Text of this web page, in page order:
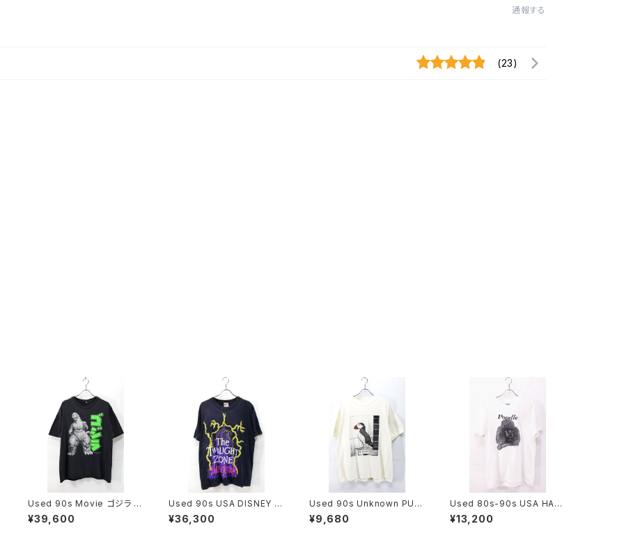
通報する
(23)
Used 90s Movie ゴジラ Bl
ack Both Graphic T-Shirt
Size XL 相当 古着
¥39,600
Used 90s USA DISNEY D
ESIGNS TWILIGHT ZONE
TOWER OF TERROR Grap
¥36,300
Used 90s Unknown PUF
FIN NUFFIN Both Side An
imal Art graphic T-Shirt S
¥9,680
Used 80s-90s USA HAN
ES Poodle Dog Animal Gr
aphic T-Shirt Size M 古着
¥13,200